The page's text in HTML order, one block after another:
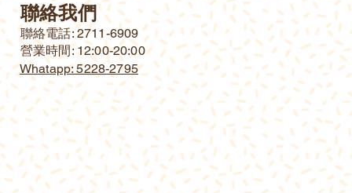
聯絡我們
​聯絡電話: 2711-6909
營業時間: 12:00-20:00
Whatapp: 5228-2795